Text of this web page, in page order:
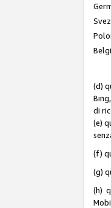
(d)
di
(e)
(f)
(g)
(h)